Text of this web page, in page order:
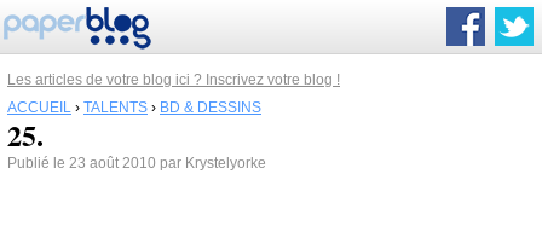
Les articles de votre blog ici ? Inscrivez votre blog !
ACCUEIL › TALENTS › BD & DESSINS
25.
Publié le 23 août 2010 par Krystelyorke